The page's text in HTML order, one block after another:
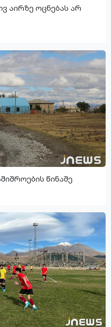
აირზე ოცნებას არ
წინაშე